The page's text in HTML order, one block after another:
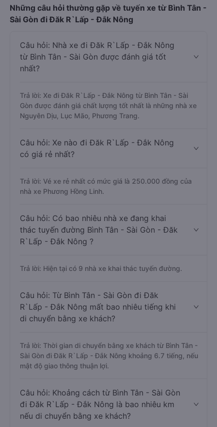
Những câu hỏi thường gặp về tuyến xe từ Bình Tân -
Sài Gòn đi Đăk R`Lấp - Đắk Nông
Câu hỏi: Nhà xe đi Đăk R`Lấp - Đắk Nông
từ Bình Tân - Sài Gòn được đánh giá tốt
nhất?
Trả lời: Xe đi Đăk R`Lấp - Đắk Nông từ Bình Tân - Sài
Gòn được đánh giá chất lượng tốt nhất là những nhà xe
Nguyên Dịu, Lục Mão, Phương Trang.
Câu hỏi: Xe nào đi Đăk R`Lấp - Đắk Nông
có giá rẻ nhất?
Trả lời: Vé xe rẻ nhất có mức giá là 250.000 đồng của
nhà xe Phương Hồng Linh.
Câu hỏi: Có bao nhiêu nhà xe đang khai
thác tuyến đường Bình Tân - Sài Gòn - Đăk
R`Lấp - Đắk Nông ?
Trả lời: Hiện tại có 9 nhà xe khai thác tuyến đường.
Câu hỏi: Từ Bình Tân - Sài Gòn đi Đăk
R`Lấp - Đắk Nông mất bao nhiêu tiếng khi
di chuyển bằng xe khách?
Trả lời: Thời gian di chuyển bằng xe khách từ Bình Tân -
Sài Gòn đi Đăk R`Lấp - Đắk Nông khoảng 6.7 tiếng, nếu
mật độ giao thông thuận lợi.
Câu hỏi: Khoảng cách từ Bình Tân - Sài Gòn
đi Đăk R`Lấp - Đắk Nông là bao nhiêu km
nếu di chuyển bằng xe khách?